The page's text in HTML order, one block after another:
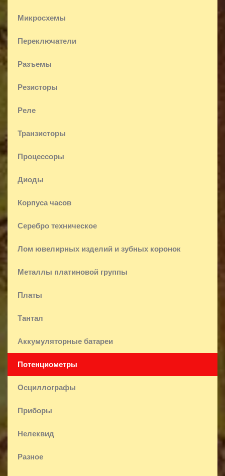
Микросхемы
Переключатели
Разъемы
Резисторы
Реле
Транзисторы
Процессоры
Диоды
Корпуса часов
Серебро техническое
Лом ювелирных изделий и зубных коронок
Металлы платиновой группы
Платы
Тантал
Аккумуляторные батареи
Потенциометры
Осциллографы
Приборы
Нелеквид
Разное